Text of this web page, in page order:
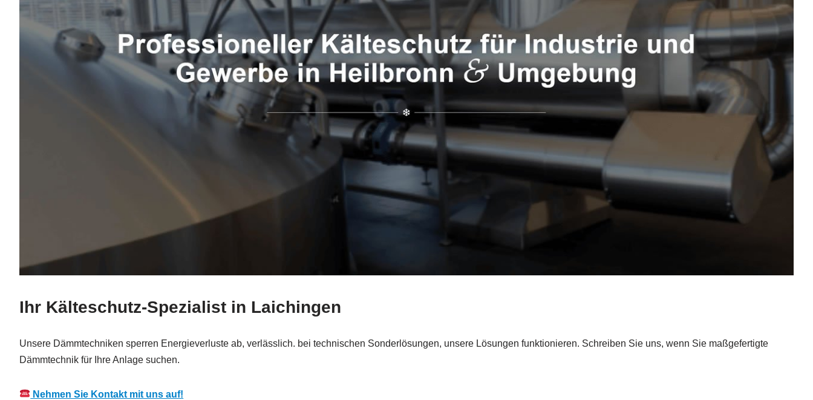
Ihr Kälteschutz-Spezialist in Laichingen
Unsere Dämmtechniken sperren Energieverluste ab, verlässlich. bei technischen Sonderlösungen, unsere Lösungen funktionieren. Schreiben Sie uns, wenn Sie maßgefertigte
Dämmtechnik für Ihre Anlage suchen.
Nehmen Sie Kontakt mit uns auf!